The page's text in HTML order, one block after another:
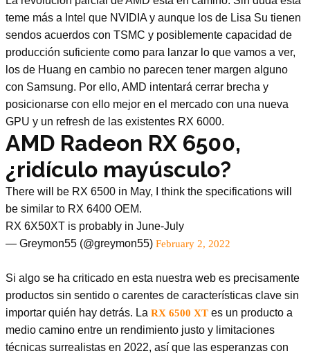
teme más a Intel que NVIDIA y aunque los de Lisa Su tienen
sendos acuerdos con TSMC y posiblemente capacidad de
producción suficiente como para lanzar lo que vamos a ver,
los de Huang en cambio no parecen tener margen alguno
con Samsung. Por ello, AMD intentará cerrar brecha y
posicionarse con ello mejor en el mercado con una nueva
GPU y un refresh de las existentes RX 6000.
AMD Radeon RX 6500,
¿ridículo mayúsculo?
There will be RX 6500 in May, I think the specifications will
be similar to RX 6400 OEM.
RX 6X50XT is probably in June-July
— Greymon55 (@greymon55) February 2, 2022
Si algo se ha criticado en esta nuestra web es precisamente
productos sin sentido o carentes de características clave sin
importar quién hay detrás. La RX 6500 XT es un producto a
medio camino entre un rendimiento justo y limitaciones
técnicas surrealistas en 2022, así que las esperanzas con